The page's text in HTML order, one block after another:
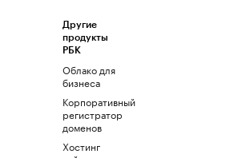
Другие
продукты
РБК
Облако для
бизнеса
Корпоративный
регистратор
доменов
Хостинг